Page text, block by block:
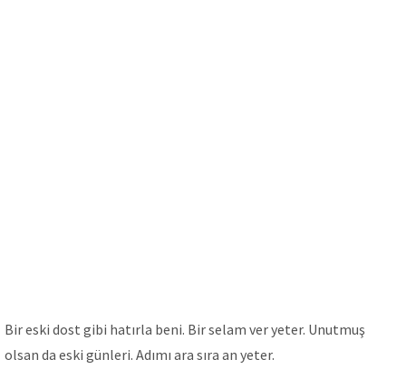
Bir eski dost gibi hatırla beni. Bir selam ver yeter. Unutmuş
olsan da eski günleri. Adımı ara sıra an yeter.